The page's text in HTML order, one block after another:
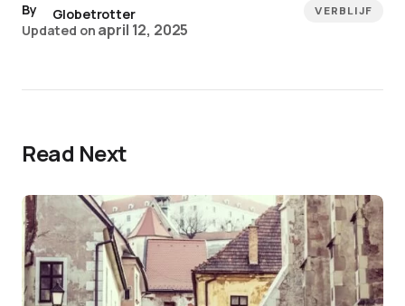
By
Globetrotter
Updated on april 12, 2025
VERBLIJF
Read Next